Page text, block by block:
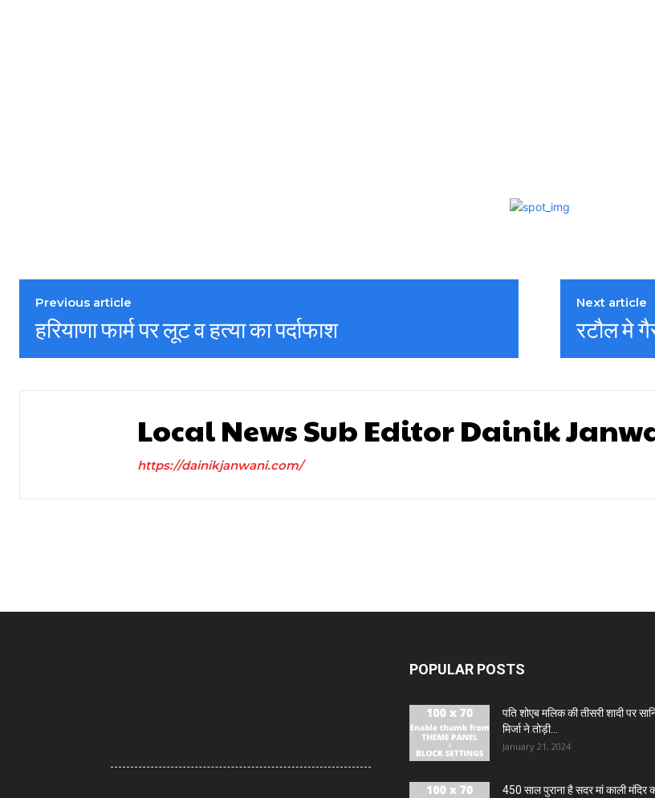
Previous article
हरियाणा फार्म पर लूट व हत्या का पर्दाफाश
Next article
रटौल मे
Local News Sub Editor Dainik
https://dainikjanwani.com/
POPULAR POSTS
पति शोएब मलिक की तीसरी शादी पर
मिर्जा ने तोड़ी...
January 21, 2024
450 साल पुराना है सदर मां काली मंदिर